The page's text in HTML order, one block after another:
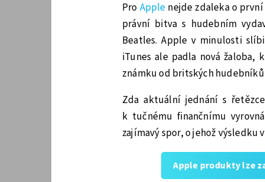
Pro Apple nejde zdaleka o
právní bitva s hudebním
Beatles. Apple v minulosti
iTunes ale padla nová žaloba,
známku od britských
Zda aktuální jednání s
k tučnému finančnímu
zajímavý spor, o jehož výsledku
Apple produkty lze